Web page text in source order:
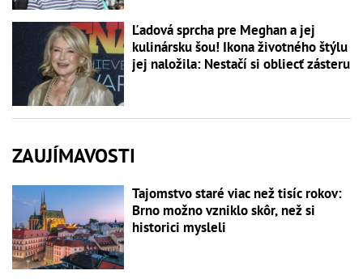
Ľadová sprcha pre Meghan a jej
kulinársku šou! Ikona životného štýlu
jej naložila: Nestačí si obliecť zásteru
ZAUJÍMAVOSTI
Tajomstvo staré viac než tisíc rokov:
Brno možno vzniklo skôr, než si
historici mysleli